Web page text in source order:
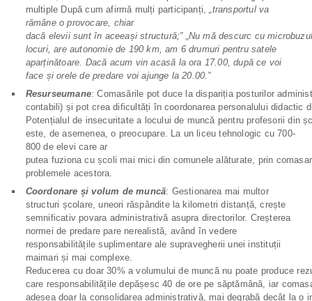
multiple După cum afirmă mulți participanți,„transportul va
rămâne o provocare, chiar
dacă elevii sunt în aceeași structură;” „Nu mă descurc cu
locuri, are autonomie de 190 km, am 6 drumuri pentru satele
aparținătoare. Dacă acum vin acasă la ora 17.00, după ce voi
face și orele de predare voi ajunge la 20.00.”
Resurseumane: Comasările pot duce la dispariția posturilor
contabili) și pot crea dificultăți în coordonarea personalului didactic
Potențialul de insecuritate a locului de muncă pentru profesorii din
este, de asemenea, o preocupare. La un liceu tehnologic cu 700-
800 de elevi care ar
putea fuziona cu școli mai mici din comunele alăturate, prin
problemele acestora.
Coordonare și volum de muncă: Gestionarea mai multor
structuri școlare, uneori răspândite la kilometri distanță, crește
semnificativ povara administrativă asupra directorilor. Creșterea
normei de predare pare nerealistă, având în vedere
responsabilitățile suplimentare ale supravegherii unei instituții
maimari și mai complexe.
Reducerea cu doar 30% a volumului de muncă nu poate produce
care responsabilitățile depășesc 40 de ore pe săptămână, iar
adesea doar la consolidarea administrativă, mai degrabă decât la o